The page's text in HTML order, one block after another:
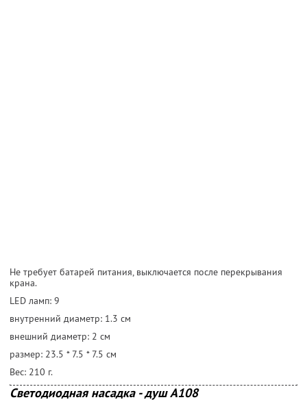
Не требует батарей питания, выключается после перекрывания
крана.
LED ламп: 9
внутренний диаметр: 1.3 cм
внешний диаметр: 2 cм
размер: 23.5 * 7.5 * 7.5 cм
Вес: 210 г.
Светодиодная насадка - душ А108